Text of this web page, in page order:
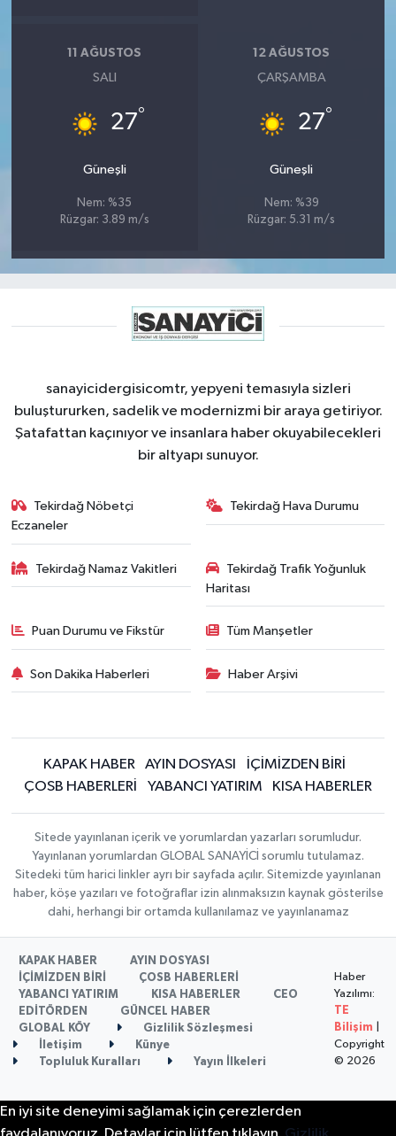
11 AĞUSTOS
SALI
27°
Güneşli
Nem: %35
Rüzgar: 3.89 m/s
12 AĞUSTOS
ÇARŞAMBA
27°
Güneşli
Nem: %39
Rüzgar: 5.31 m/s
sanayicidergisicomtr, yepyeni temasıyla sizleri
buluştururken, sadelik ve modernizmi bir araya getiriyor.
Şatafattan kaçınıyor ve insanlara haber okuyabilecekleri
bir altyapı sunuyor.
Tekirdağ Nöbetçi
Eczaneler
Tekirdağ Hava Durumu
Tekirdağ Namaz Vakitleri
Tekirdağ Trafik Yoğunluk
Haritası
Puan Durumu ve Fikstür Tüm Manşetler
Son Dakika Haberleri Haber Arşivi
KAPAK HABER AYIN DOSYASI
İÇİMİZDEN BİRİ
ÇOSB HABERLERİ
YABANCI YATIRIM KISA HABERLER
Sitede yayınlanan içerik ve yorumlardan yazarları sorumludur.
Yayınlanan yorumlardan GLOBAL SANAYİCİ sorumlu tutulamaz.
Sitedeki tüm harici linkler ayrı bir sayfada açılır. Sitemizde yayınlanan
haber, köşe yazıları ve fotoğraflar izin alınmaksızın kaynak gösterilse
dahi, herhangi bir ortamda kullanılamaz ve yayınlanamaz
KAPAK HABER
AYIN DOSYASI
İÇİMİZDEN BİRİ
ÇOSB HABERLERİ
YABANCI YATIRIM
KISA HABERLER
CEO
EDİTÖRDEN
GÜNCEL HABER
GLOBAL KÖY
Gizlilik Sözleşmesi
İletişim
Künye
Topluluk Kuralları
Yayın İlkeleri
Haber
Yazılımı:
TE
Bilişim
Copyright
© 2026
En iyi site deneyimi sağlamak için çerezlerden